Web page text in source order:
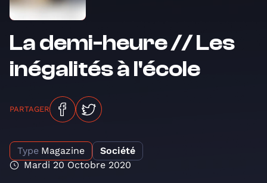
La demi-heure // Les
inégalités à l'école
PARTAGER
Type Magazine
Société
Mardi 20 Octobre 2020